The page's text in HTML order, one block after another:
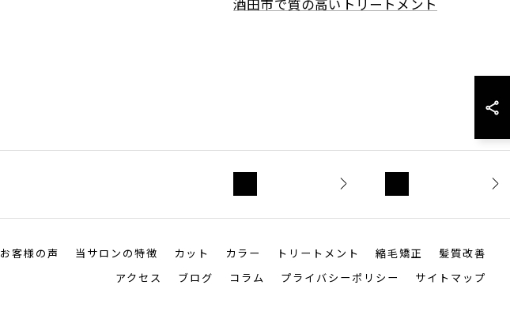
酒田市で質の高いトリートメント
お客様の声 当サロンの特徴 カット カラー トリートメント 縮毛矯正
髪質改善
アクセス
ブログ コラム プライバシーポリシー サイトマップ